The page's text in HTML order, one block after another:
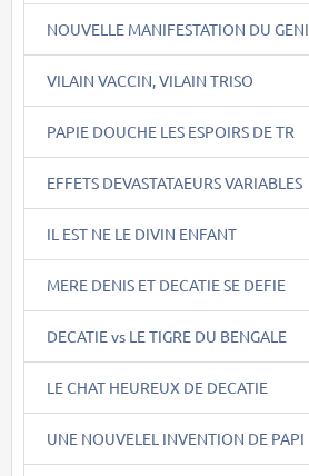
NOUVELLE MANIFESTATION DU GENI
VILAIN VACCIN, VILAIN TRISO
PAPIE DOUCHE LES ESPOIRS DE TR
EFFETS DEVASTATAEURS VARIABLES
IL EST NE LE DIVIN ENFANT
MERE DENIS ET DECATIE SE DEFIE
DECATIE vs LE TIGRE DU BENGALE
LE CHAT HEUREUX DE DECATIE
UNE NOUVELEL INVENTION DE PAPI